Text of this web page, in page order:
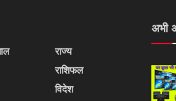
राज्य
राशिफल
विदेश
अभी